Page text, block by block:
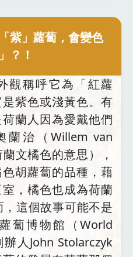
紫」蘿蔔，會變色
？！
觀稱呼它為「紅蘿
紫色或淺黃色。有
蘭人因為愛戴他們
蘭治（Willem van
文橘色的意思），
胡蘿蔔的品種，藉
，橘色也成為荷蘭
這個故事可能不是
蔔博物館（World
人John Stolarczyk